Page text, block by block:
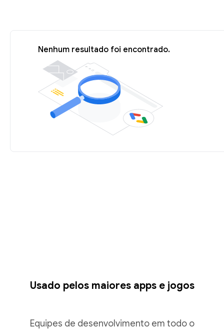
Nenhum resultado foi encontrado.
Usado pelos maiores apps e jogos
Equipes de desenvolvimento em todo o